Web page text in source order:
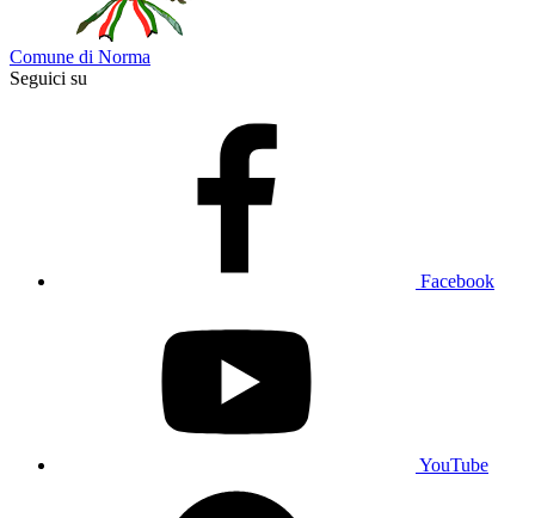
Comune di Norma
Seguici su
Facebook
YouTube